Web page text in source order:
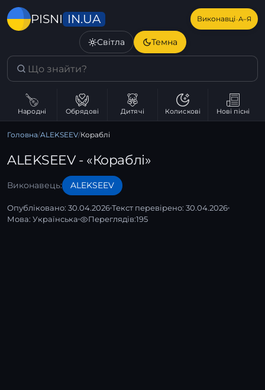
PISNI IN.UA Виконавці·А–Я
Світла Темна
Народні Обрядові Дитячі Колискові Нові пісні
Головна/ALEKSEEV/Кораблі
ALEKSEEV - «Кораблі»
Виконавець: ALEKSEEV
Опубліковано: 30.04.2026Текст перевірено: 30.04.2026
Мова: Українська Переглядів:195